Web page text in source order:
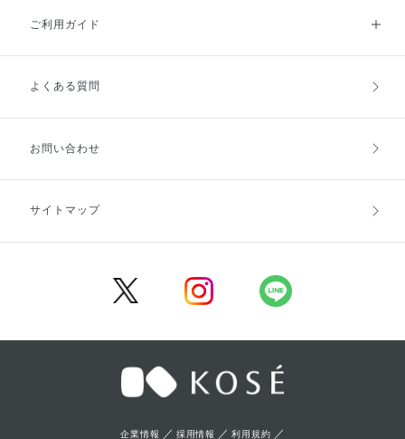
ご利用ガイド
ご利用ガイドトップ
お支払方法
キャンセル・返品・交換
よくある質問
お問い合わせ
サイトマップ
企業情報 ／ 採用情報 ／利用規約 ／